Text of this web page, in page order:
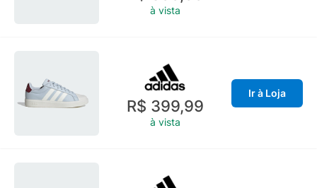
à vista
R$ 399,99
à vista
Ir à Loja